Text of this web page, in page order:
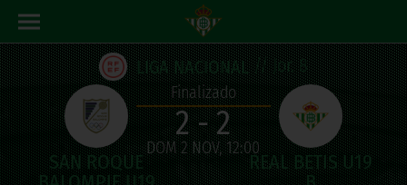
LIGA NACIONAL// Jor. 8
Finalizado
2 - 2
DOM 2 NOV, 12:00